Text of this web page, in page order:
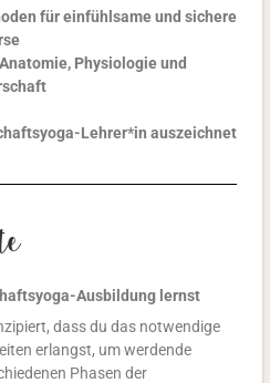
für einfühlsame und sichere
Physiologie und
Lehrer*in auszeichnet
Ausbildung lernst
dass du das notwendige
erlangst, um werdende
Phasen der